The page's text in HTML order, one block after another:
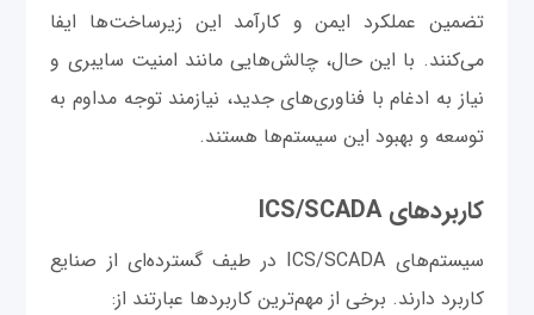
تضمین عملکرد ایمن و کارآمد این زیرساخت‌ها ایفا
می‌کنند. با این حال، چالش‌هایی مانند امنیت سایبری و
نیاز به ادغام با فناوری‌های جدید، نیازمند توجه مداوم به
توسعه و بهبود این سیستم‌ها هستند.
کاربردهای ICS/SCADA
سیستم‌های ICS/SCADA در طیف گسترده‌ای از صنایع
کاربرد دارند. برخی از مهم‌ترین کاربردها عبارتند از: